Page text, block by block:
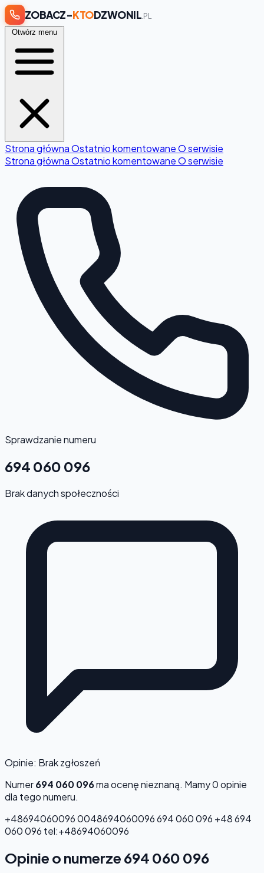
ZOBACZ-KTODZWONIL .PL
Otwórz menu
Strona głównaOstatnio komentowaneO serwisie
Strona głównaOstatnio komentowaneO serwisie
Sprawdzanie numeru
694 060 096
Brak danych społeczności
Opinie: Brak zgłoszeń
Numer694 060 096ma ocenęnieznaną. Mamy 0 opinie
dla tego numeru.
+486940600960048694060096694 060 096 +48 694
060 096 tel:+48694060096
Opinie o numerze 694 060 096